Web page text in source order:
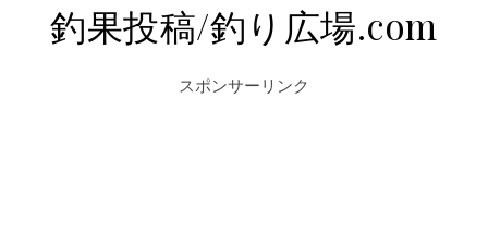
釣果投稿/釣り広場.com
スポンサーリンク